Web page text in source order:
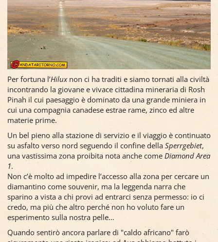
Per fortuna l’Hiluxnon ci ha traditi e siamo tornati alla civiltà
incontrando la giovane e vivace cittadina mineraria di Rosh
Pinah il cui paesaggio è dominato da una grande miniera in
cui una compagnia canadese estrae rame, zinco ed altre
materie prime.
Un bel pieno alla stazione di servizio e il viaggio è continuato
su asfalto verso nord seguendo il confine della Sperrgebiet,
una vastissima zona proibita nota anche come Diamond Area
1.
Non c’è molto ad impedire l’accesso alla zona per cercare un
diamantino come souvenir, ma la leggenda narra che
sparino a vista a chi provi ad entrarci senza permesso: io ci
credo, ma più che altro perché non ho voluto fare un
esperimento sulla nostra pelle…
Quando sentirò ancora parlare di "caldo africano" farò